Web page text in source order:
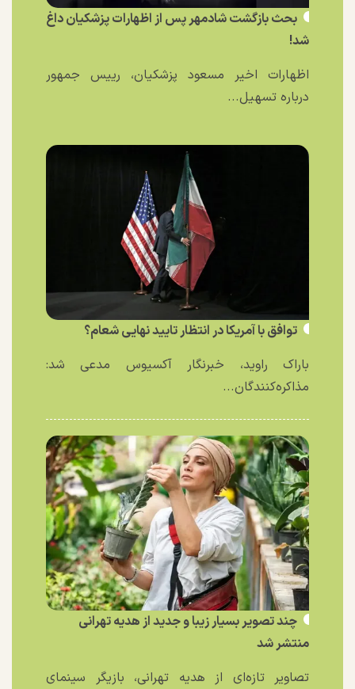
بحث بازگشت شادمهر پس از اظهارات پزشکیان داغ
شد!
اظهارات اخیر مسعود پزشکیان، رییس جمهور
درباره تسهیل...
توافق با آمریکا در انتظار تایید نهایی شعام؟
باراک راوید، خبرنگار آکسیوس مدعی شد:
مذاکره‌کنندگان...
چند تصویر بسیار زیبا و جدید از هدیه تهرانی
منتشر شد
تصاویر تازه‌ای از هدیه تهرانی، بازیگر سینمای